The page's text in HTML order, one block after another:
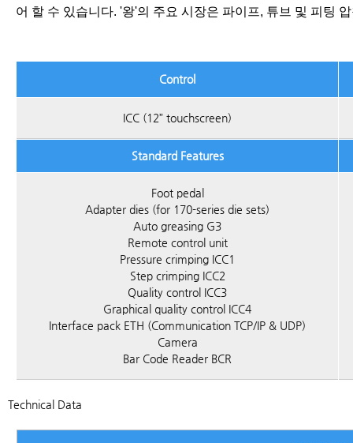
어 할 수 있습니다. '왕'의 주요 시장은 파이프, 튜브 및 피팅
Control
ICC (12” touchscreen)
Standard Features
Foot pedal
Adapter dies (for 170-series die sets)
Auto greasing G3
Remote control unit
Pressure crimping ICC1
Step crimping ICC2
Quality control ICC3
Graphical quality control ICC4
Interface pack ETH (Communication TCP/IP & UDP)
Camera
Bar Code Reader BCR
Technical Data